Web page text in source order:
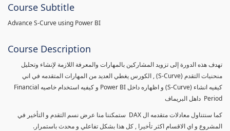
Course Subtitle
Advance S-Curve using Power BI
Course Description
تهدف هذه الدورة إلى تزويد المشاركين بالمهارات والمعرفة اللازمة لإنشاء وتحليل
منحنيات التقدم (S-Curve) , الكورس يغطي العديد من المهارات المتقدمه في اني
كيفيه انشاء (S-Curve) و اظهاره داخل Power BI و كيفيه استخدام خاصيه Financial
Period داهل البريماف
كما سنتناول معادلات متقدمه ال DAX ستمكننا منا عرض نسم التقدم و التأخير في
المشروع و اي الاقسام اكثر تأخيرا , كل هذا بشكل تفاعلي و محدث باستمرار.